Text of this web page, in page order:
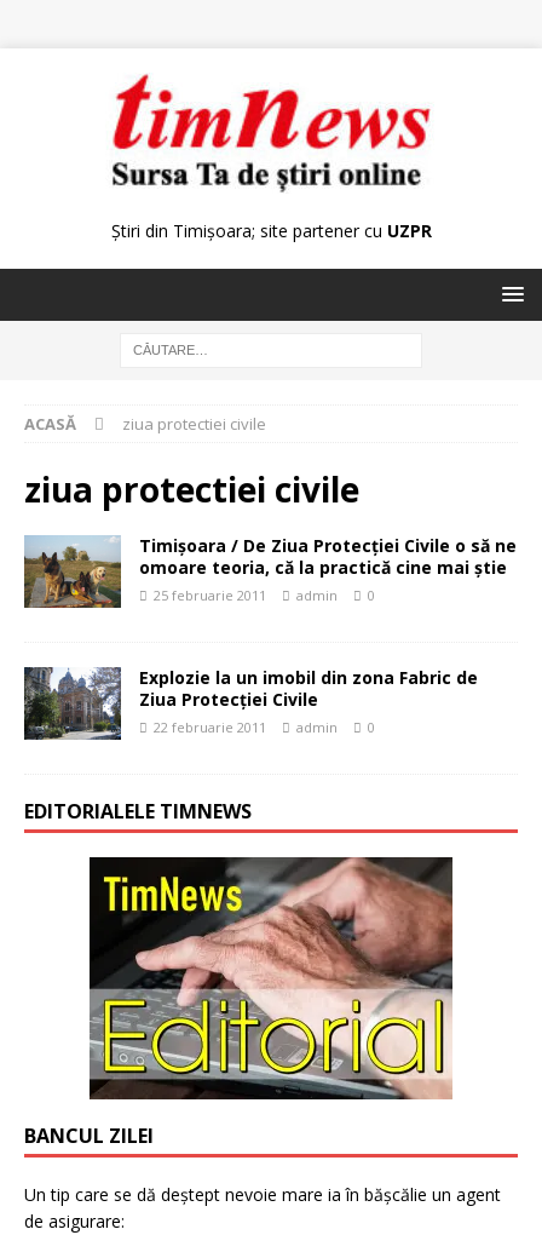
Știri din Timișoara; site partener cu UZPR
ACASĂ ziua protectiei civile
ziua protectiei civile
Timișoara / De Ziua Protecţiei Civile o să ne
omoare teoria, că la practică cine mai știe
25 februarie 2011 admin 0
Explozie la un imobil din zona Fabric de
Ziua Protecţiei Civile
22 februarie 2011 admin 0
EDITORIALELE TIMNEWS
BANCUL ZILEI
Un tip care se dă deștept nevoie mare ia în bășcălie un agent
de asigurare: